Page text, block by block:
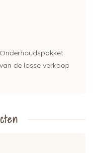
de losse verkoop